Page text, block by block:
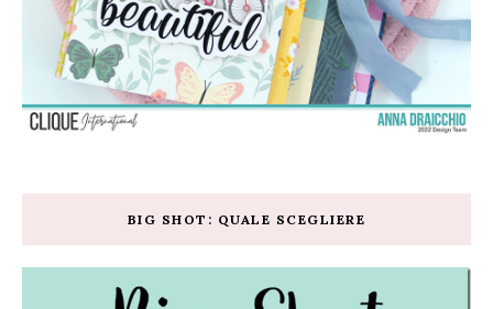
BIG SHOT: QUALE SCEGLIERE